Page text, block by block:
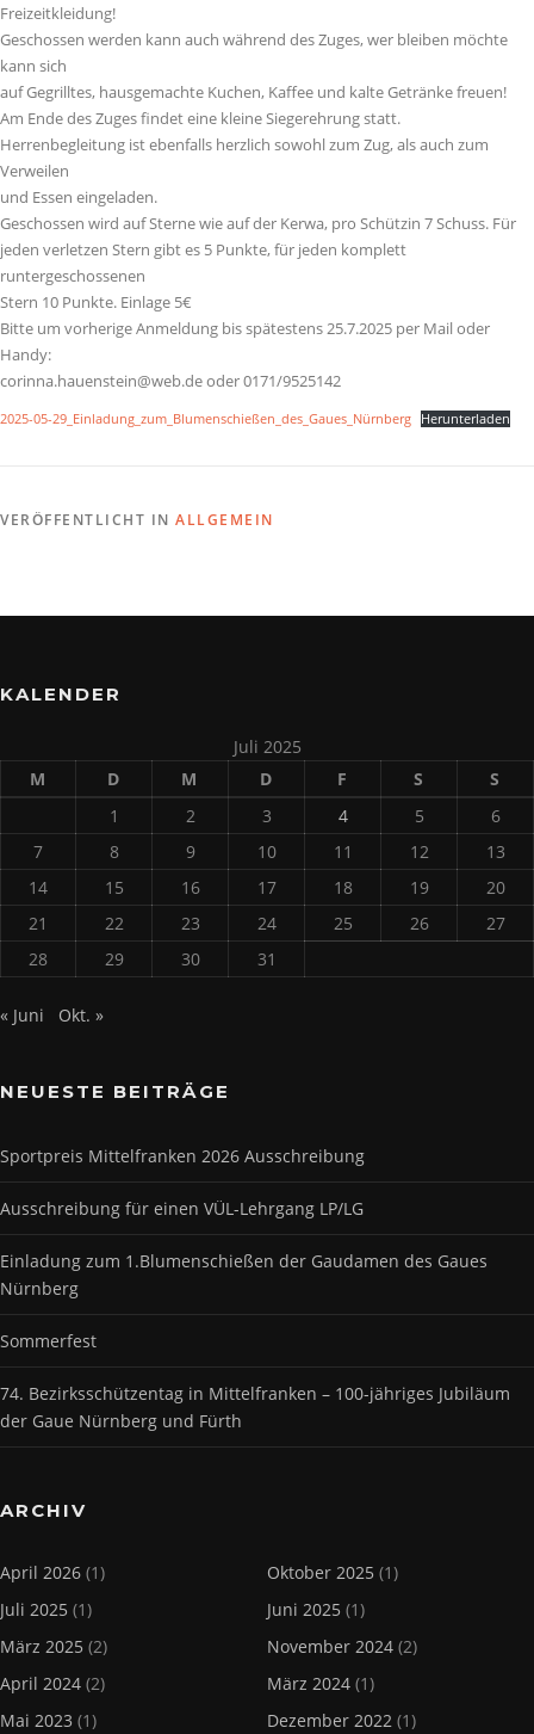
Freizeitkleidung!
Geschossen werden kann auch während des Zuges, wer bleiben möchte
kann sich
auf Gegrilltes, hausgemachte Kuchen, Kaffee und kalte Getränke freuen!
Am Ende des Zuges findet eine kleine Siegerehrung statt.
Herrenbegleitung ist ebenfalls herzlich sowohl zum Zug, als auch zum
Verweilen
und Essen eingeladen.
Geschossen wird auf Sterne wie auf der Kerwa, pro Schützin 7 Schuss. Für
jeden verletzen Stern gibt es 5 Punkte, für jeden komplett
runtergeschossenen
Stern 10 Punkte. Einlage 5€
Bitte um vorherige Anmeldung bis spätestens 25.7.2025 per Mail oder
Handy:
corinna.hauenstein@web.de oder 0171/9525142
2025-05-29_Einladung_zum_Blumenschießen_des_Gaues_Nürnberg Herunterladen
VERÖFFENTLICHT IN ALLGEMEIN
KALENDER
Juli 2025
M
D M D F S
S
1
2 3 4 5
6
7
8 9 10 11 12
13
14
15 16 17 18 19
20
21
22 23 24 25 26
27
28
29 30 31
« Juni Okt. »
NEUESTE BEITRÄGE
Sportpreis Mittelfranken 2026 Ausschreibung
Ausschreibung für einen VÜL-Lehrgang LP/LG
Einladung zum 1.Blumenschießen der Gaudamen des Gaues
Nürnberg
Sommerfest
74. Bezirksschützentag in Mittelfranken – 100-jähriges Jubiläum
der Gaue Nürnberg und Fürth
ARCHIV
April 2026 (1) Oktober 2025 (1)
Juli 2025 (1) Juni 2025 (1)
März 2025 (2) November 2024 (2)
April 2024 (2) März 2024 (1)
Mai 2023 (1) Dezember 2022 (1)